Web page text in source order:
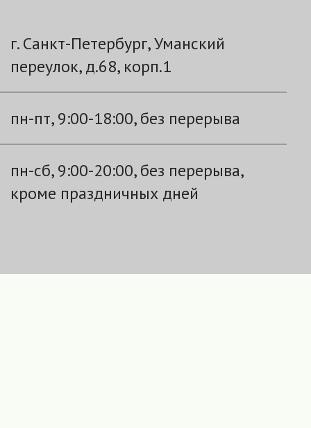
г. Санкт-Петербург, Уманский
переулок, д.68, корп.1
пн-пт, 9:00-18:00, без перерыва
пн-сб, 9:00-20:00, без перерыва,
кроме праздничных дней